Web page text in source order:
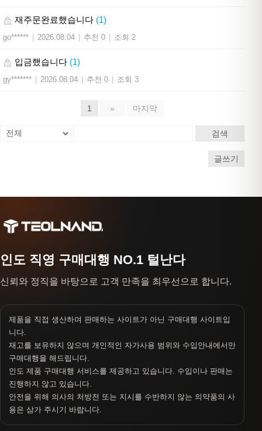
재주문완료했습니다 (1)
go****** 2026.08.04 추천 0 조회 2
입금했습니다 (1)
gy******* 2026.08.04 추천 0 조회 3
1 » 마지막
검색
글쓰기
인도 직영 구매대행 NO.1 털난다
신뢰와 정직을 바탕으로 고객 만족을 최우선으로 합니다.
제품을 직접 생산하여 판매하는 사이트가 아닌 구매대행 사이트입
니다.
재고를 보유하지 않으며 개인적인 자가사용 범위와 수입안내에서만
구매대행을 해드립니다.
인도 제품 구매대행 서비스를 제공하고 있습니다. 수입이나 판매는
진행하지 않고 있습니다.
안전을 위해 의사의 처방전 또는 지시를 수반하지 않는 의약품의 사
용은 삼가 주시기 바랍니다.